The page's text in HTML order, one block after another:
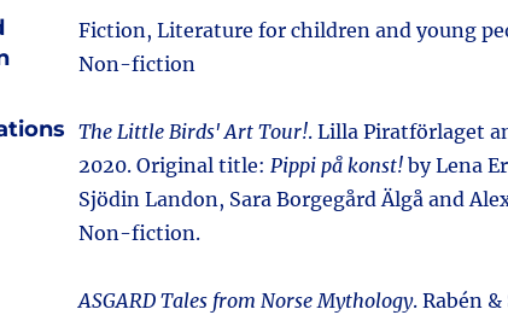
Fiction, Literature for children and young
Non-fiction
The Little Birds' Art Tour!. Lilla Piratförlaget
2020. Original title: Pippi på konst! by Lena
Sjödin Landon, Sara Borgegård Älgå and
Non-fiction.
ASGARD Tales from Norse Mythology. Rabén